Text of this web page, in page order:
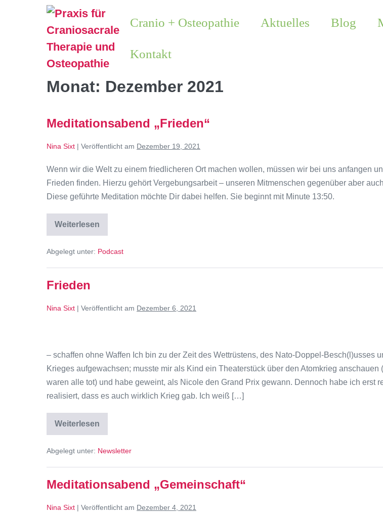
Cranio + Osteopathie Aktuelles Blog
Kontakt
Monat: Dezember 2021
Meditationsabend „Frieden“
Nina Sixt | Veröffentlicht am Dezember 19, 2021
Wenn wir die Welt zu einem friedlicheren Ort machen wollen, müssen wir bei uns anfangen
Frieden finden. Hierzu gehört Vergebungsarbeit – unseren Mitmenschen gegenüber aber
Diese geführte Meditation möchte Dir dabei helfen. Sie beginnt mit Minute 13:50.
Weiterlesen
Abgelegt unter: Podcast
Frieden
Nina Sixt | Veröffentlicht am Dezember 6, 2021
– schaffen ohne Waffen Ich bin zu der Zeit des Wettrüstens, des Nato-Doppel-Besch(l)usses
Krieges aufgewachsen; musste mir als Kind ein Theaterstück über den Atomkrieg anschauen
waren alle tot) und habe geweint, als Nicole den Grand Prix gewann. Dennoch habe ich erst
realisiert, dass es auch wirklich Krieg gab. Ich weiß […]
Weiterlesen
Abgelegt unter: Newsletter
Meditationsabend „Gemeinschaft“
Nina Sixt | Veröffentlicht am Dezember 4, 2021